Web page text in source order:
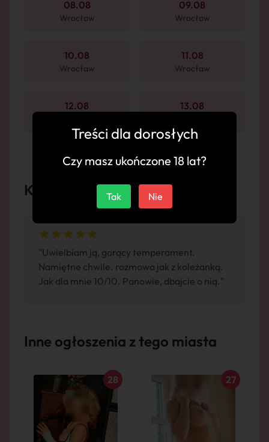
08.08
Wrocław
09.08
Wrocław
10.08
Wrocław
11.08
Wrocław
12.08 13.08
Komentarze
"Uwielbiam ją, gorący temperament.
Namiętne chwile. rozmowa jak z koleżanką.
Jak dla mnie 10/10. Panowie, dbajcie o nią."
Inne ogłoszenia z tego miasta
28 27
Treści dla dorosłych
Czy masz ukończone 18 lat?
Tak Nie